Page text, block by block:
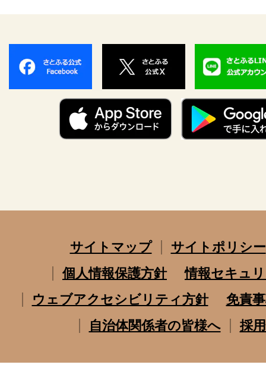
サイトマップ
サイトポリシー
個人情報保護方針
情報セキュ
ウェブアクセシビリティ方針
免責
自治体関係者の皆様へ
採